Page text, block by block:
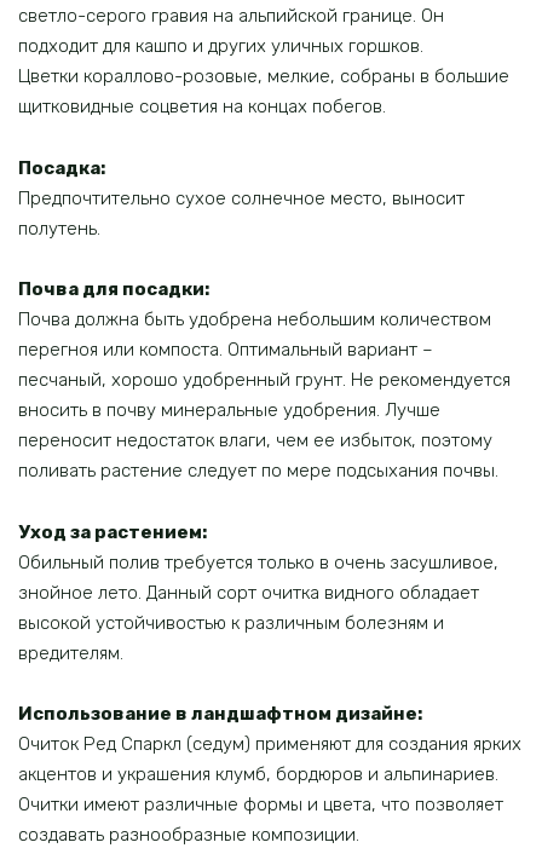
светло-серого гравия на альпийской границе. Он
подходит для кашпо и других уличных горшков.
Цветки кораллово-розовые, мелкие, собраны в большие
щитковидные соцветия на концах побегов.
Посадка:
Предпочтительно сухое солнечное место, выносит
полутень.
Почва для посадки:
Почва должна быть удобрена небольшим количеством
перегноя или компоста. Оптимальный вариант –
песчаный, хорошо удобренный грунт. Не рекомендуется
вносить в почву минеральные удобрения. Лучше
переносит недостаток влаги, чем ее избыток, поэтому
поливать растение следует по мере подсыхания почвы.
Уход за растением:
Обильный полив требуется только в очень засушливое,
знойное лето. Данный сорт очитка видного обладает
высокой устойчивостью к различным болезням и
вредителям.
Использование в ландшафтном дизайне:
Очиток Ред Спаркл (седум) применяют для создания ярких
акцентов и украшения клумб, бордюров и альпинариев.
Очитки имеют различные формы и цвета, что позволяет
создавать разнообразные композиции.